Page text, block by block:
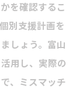
を確認するこ
別支援計画を
しょう。富山
用し、実際の
、ミスマッチ